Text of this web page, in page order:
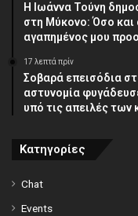
Η Ιωάννα Τούνη
στη Μύκονο: Όσο και
αγαπημένος μου
17 λεπτά πρίν
Σοβαρά επεισόδια
αστυνομία
υπό τις απειλές των
Κατηγορίες
Chat
Events